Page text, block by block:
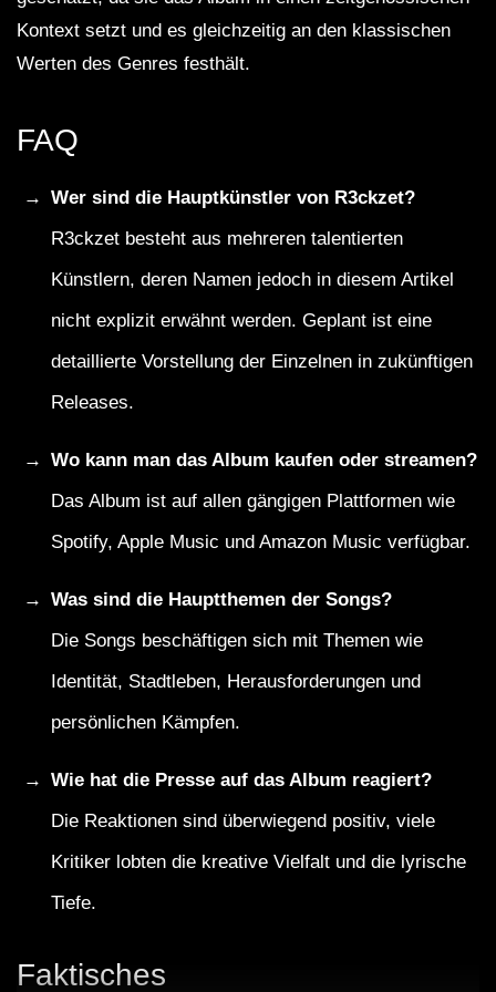
Kontext setzt und es gleichzeitig an den klassischen
Werten des Genres festhält.
FAQ
Wer sind die Hauptkünstler von R3ckzet?
R3ckzet besteht aus mehreren talentierten
Künstlern, deren Namen jedoch in diesem Artikel
nicht explizit erwähnt werden. Geplant ist eine
detaillierte Vorstellung der Einzelnen in zukünftigen
Releases.
Wo kann man das Album kaufen oder streamen?
Das Album ist auf allen gängigen Plattformen wie
Spotify, Apple Music und Amazon Music verfügbar.
Was sind die Hauptthemen der Songs?
Die Songs beschäftigen sich mit Themen wie
Identität, Stadtleben, Herausforderungen und
persönlichen Kämpfen.
Wie hat die Presse auf das Album reagiert?
Die Reaktionen sind überwiegend positiv, viele
Kritiker lobten die kreative Vielfalt und die lyrische
Tiefe.
Faktisches